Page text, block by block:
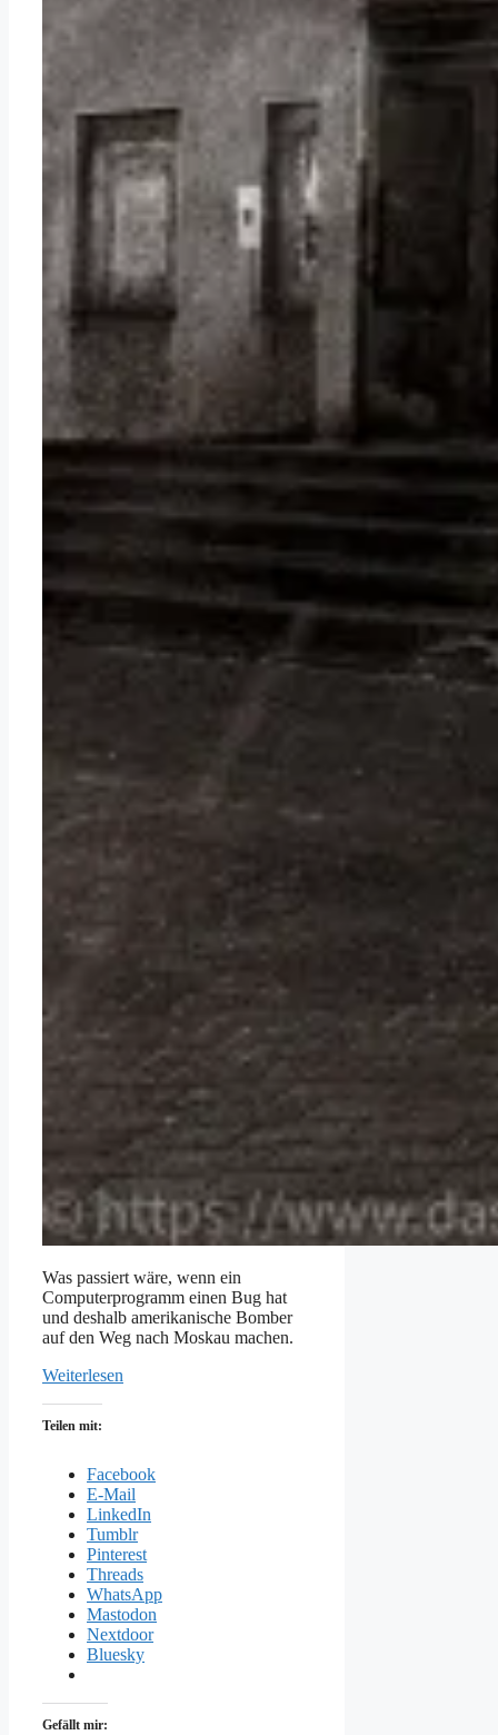
Was passiert wäre, wenn ein
Computerprogramm einen Bug hat
und deshalb amerikanische Bomber
auf den Weg nach Moskau machen.
Weiterlesen
Teilen mit:
Facebook
E-Mail
LinkedIn
Tumblr
Pinterest
Threads
WhatsApp
Mastodon
Nextdoor
Bluesky
Gefällt mir: